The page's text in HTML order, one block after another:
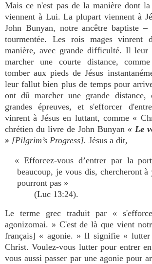
Mais ce n'est pas de la manière dont
viennent à Lui. La plupart viennent à
John Bunyan, notre ancêtre baptiste
tourmentée. Les rois mages vinrent
manière, avec grande difficulté. Il
marcher une courte distance,
tomber aux pieds de Jésus
leur fallut bien plus de temps pour
ont dû marcher une grande distance,
grandes épreuves, et s'efforcer
vinrent à Jésus en luttant, comme «
chrétien du livre de John Bunyan « Le
» [Pilgrim’s Progress]. Jésus a dit,
« Efforcez-vous d’entrer par la
beaucoup, je vous dis, chercheront à
pourront pas »
(Luc 13:24).
Le terme grec traduit par «
agonizomai. » C'est de là que vient
français] « agonie. » Il signifie « lutter
Christ. Voulez-vous lutter pour entrer
vous aussi passer par une agonie pour